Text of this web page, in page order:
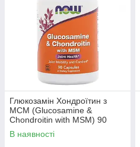
Глюкозамін Хондроїтин з
МСМ (Glucosamine &
Chondroitin with MSM) 90
капсул NOW-03170
В наявності